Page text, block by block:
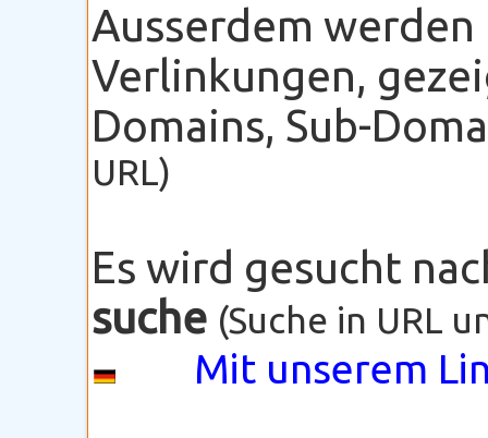
Ausserdem
Verlinkungen,
Domains, Sub-
URL)
Es wird gesucht
suche (Suche in URL
Mit unserem